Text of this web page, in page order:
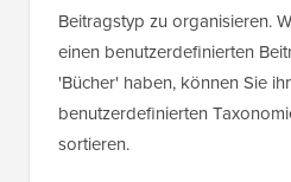
Beitragstyp zu organisieren.
einen benutzerdefinierten
'Bücher' haben, können Sie
benutzerdefinierten
sortieren.